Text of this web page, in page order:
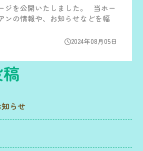
2024年08月05日
ジを公開いたしました。 当ホー
ンの情報や、お知らせなどを幅
らせ